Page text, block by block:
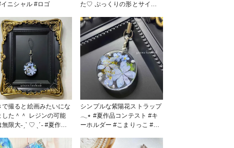
イニシャル #ロゴ
た♡︎ ぷっくりの形とサイズ
⋆⁺₊⋆ #キーホルダー #レジン
#アルファベット
で撮ると絵画みたいにな
した＾＾ レジンの可能
限大˗ˏˋ ♡ ˎˊ˗ #夏作品
ン作品 #紫陽花
シンプルな紫陽花ストラップ
𓂃٭ #夏作品コンテスト #キ
ーホルダー #こまりっこ #レ